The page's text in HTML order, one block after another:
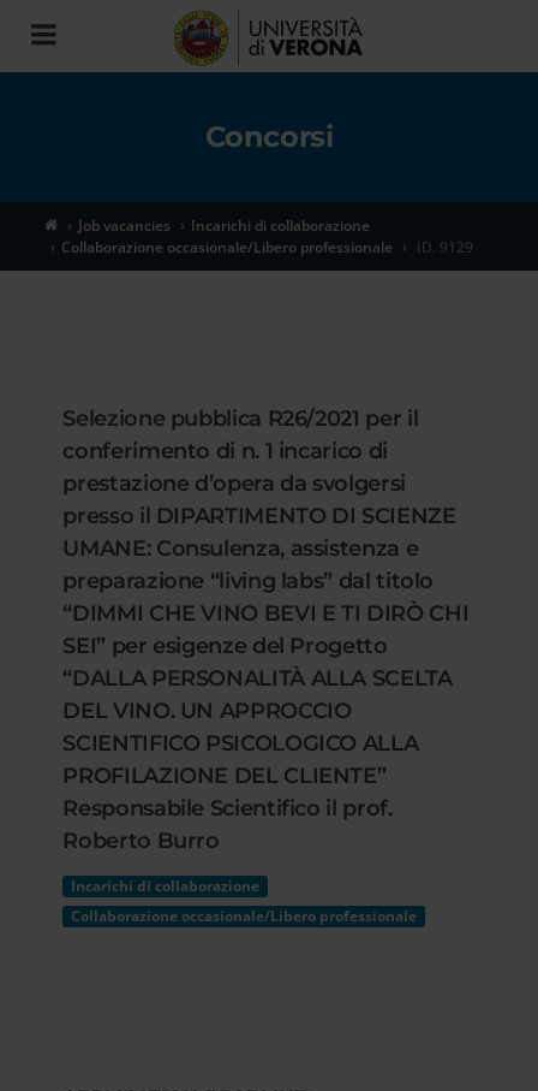
Toggle
navigation
Concorsi
Job vacancies
Incarichi di collaborazione
Collaborazione occasionale/Libero professionale
ID. 9129
Selezione pubblica R26/2021 per il
conferimento di n. 1 incarico di
prestazione d’opera da svolgersi
presso il DIPARTIMENTO DI SCIENZE
UMANE: Consulenza, assistenza e
preparazione “living labs” dal titolo
“DIMMI CHE VINO BEVI E TI DIRÒ CHI
SEI” per esigenze del Progetto
“DALLA PERSONALITÀ ALLA SCELTA
DEL VINO. UN APPROCCIO
SCIENTIFICO PSICOLOGICO ALLA
PROFILAZIONE DEL CLIENTE”
Responsabile Scientifico il prof.
Roberto Burro
Incarichi di collaborazione
Collaborazione occasionale/Libero professionale